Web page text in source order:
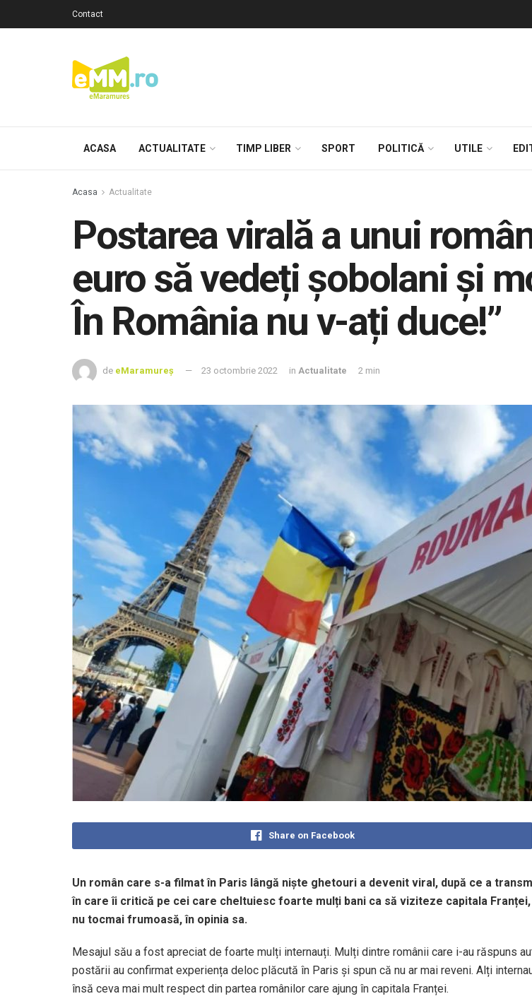
Contact
ACASA ACTUALITATE TIMP LIBER SPORT POLITICĂ UTILE
Acasa Actualitate
Postarea virală a unui
euro să vedeți șobolani și
În România nu v-ați duce!”
de eMaramureș 23 octombrie 2022 in Actualitate 2 min
Share on Facebook
Un român care s-a filmat în Paris lângă niște ghetouri a devenit viral, după ce a
în care îi critică pe cei care cheltuiesc foarte mulți bani ca să viziteze capitala
nu tocmai frumoasă, în opinia sa.
Mesajul său a fost apreciat de foarte mulți internauți. Mulți dintre românii care i-au răspuns
postării au confirmat experiența deloc plăcută în Paris și spun că nu ar mai reveni. Alți
însă ceva mai mult respect din partea românilor care ajung în capitala Franței.